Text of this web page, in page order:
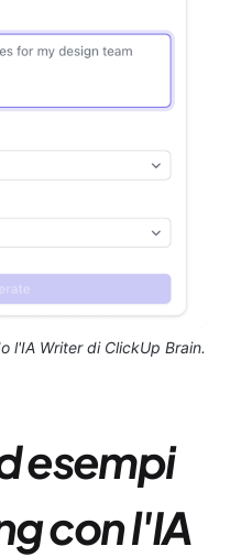
l'IA Writer di ClickUp Brain.
esempi
con l'IA